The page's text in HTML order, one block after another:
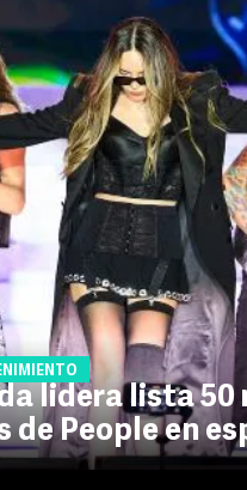
lidera lista 50
de People en